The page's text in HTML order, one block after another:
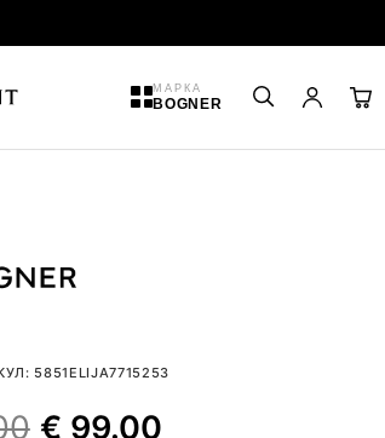
МАРКА
BOGNER
5851ELIJA7715253
€ 99.00